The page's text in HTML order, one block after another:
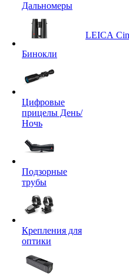
Дальномеры
Бинокли
Цифровые
прицелы День/
Ночь
Подзорные
трубы
Крепления для
оптики
LEICA